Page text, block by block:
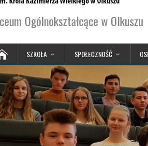
Ogólnokształcące w Olkuszu
SZKOŁA SPOŁECZNOŚĆ